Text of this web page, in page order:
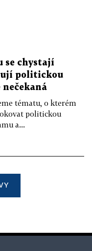
se chystají
politickou
tématu, o kterém
politickou
a...